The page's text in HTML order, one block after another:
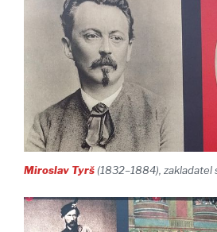
Miroslav Tyrš (1832–1884),